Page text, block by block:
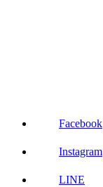
Facebook
Instagram
LINE